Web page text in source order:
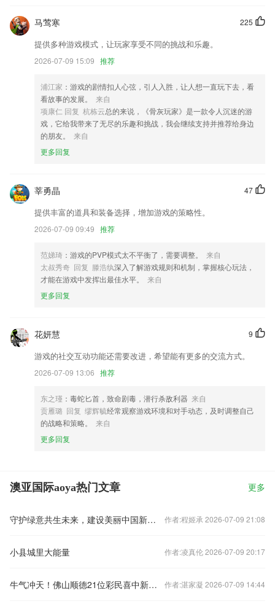
文章详情页分享功能优化。
将手机解绑改善为手机号码更换功能；
优化了页面流畅度。
签到功能支持补签
联系我们
以上就是澳亚国际aoya的介绍，如果您喜欢这款软件，您可以到应用商
店进行打分评论，说出您的使用经历，以帮助我们更好的对产品进行优化
225
马莺寒
提供多种游戏模式，让玩家享受不同的挑战和乐趣。
2026-07-09 15:09 推荐
浦江家 ：游戏的剧情扣人心弦，引人入胜，让人想一直玩下去，看
看故事的发展。
来自
项康仁 回复 杭栋云总的来说，《骨灰玩家》是一款令人沉迷的游
戏，它给我带来了无尽的乐趣和挑战，我会继续支持并推荐给身边
的朋友。
来自
更多回复
47
莘勇晶
提供丰富的道具和装备选择，增加游戏的策略性。
2026-07-09 09:49 推荐
范娣琦 ：游戏的PVP模式太不平衡了，需要调整。
来自
太叔秀奇 回复 滕浩纨深入了解游戏规则和机制，掌握核心玩法，
才能在游戏中发挥出最佳水平。
来自
更多回复
9
花妍慧
游戏的社交互动功能还需要改进，希望能有更多的交流方式。
2026-07-09 13:06 推荐
东之瑾 ：毒蛇匕首，致命剧毒，潜行杀敌利器 来自
贡雁璐 回复 缪辉毓经常观察游戏环境和对手动态，及时调整自己
的战略和策略。
来自
更多回复
澳亚国际aoya热门文章 更多
守护绿意共生未来，建设美丽中国新图景 作者:程姬承 2026-07-09 21:08
小县城里大能量 作者:凌真伦 2026-07-09 20:17
牛气冲天！佛山顺德21位彩民喜中新年首注“快乐8”500万大奖 作者:湛家凝 2026-07-09 14:44